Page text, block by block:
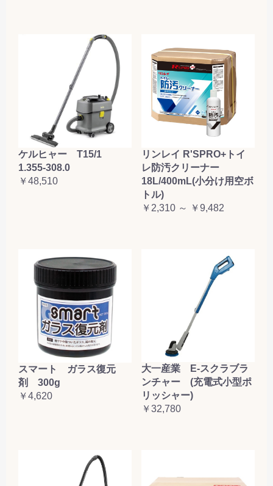
ケルヒャー T15/1
1.355-308.0
￥48,510
リンレイ R'SPRO+トイ
レ防汚クリーナー
18L/400mL(小分け用空ボ
トル)
￥2,310 ～ ￥9,482
スマート ガラス復元
剤 300g
￥4,620
大一産業 E-スクラブラ
ンチャー (充電式小型ポ
リッシャー)
￥32,780